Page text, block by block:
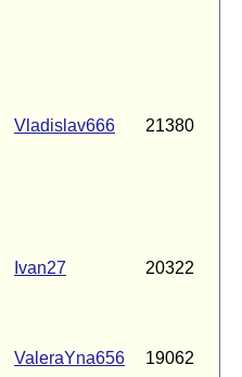
Vladislav666 21380
Ivan27 20322
ValeraYna656 19062